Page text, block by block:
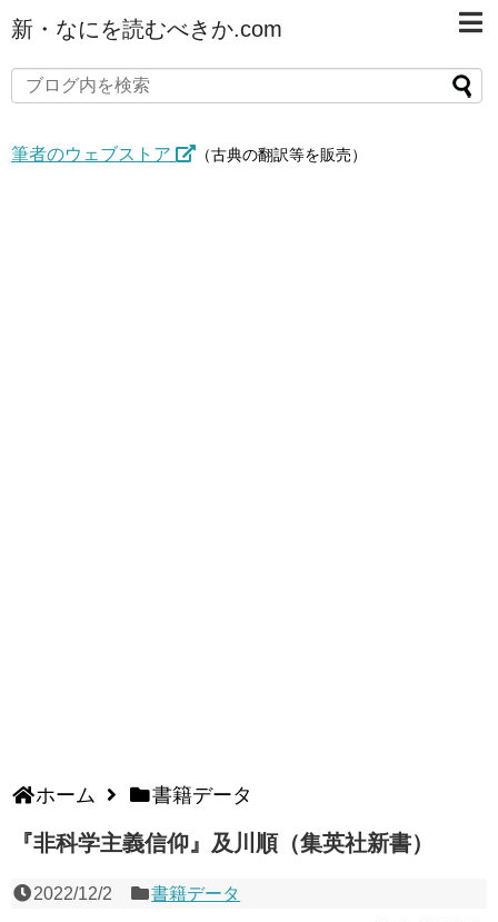
新・なにを読むべきか.com
筆者のウェブストア （古典の翻訳等を販売）
ホーム 書籍データ
『非科学主義信仰』及川順（集英社新書）
2022/12/2 書籍データ